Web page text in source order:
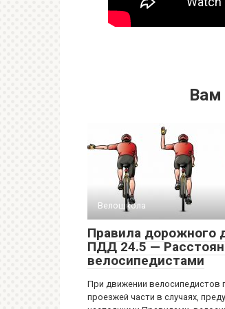
Вам
Велошкола
Правила дорожного
ПДД 24.5 —
велосипедистами
При движении велосипедистов
проезжей части в случаях,